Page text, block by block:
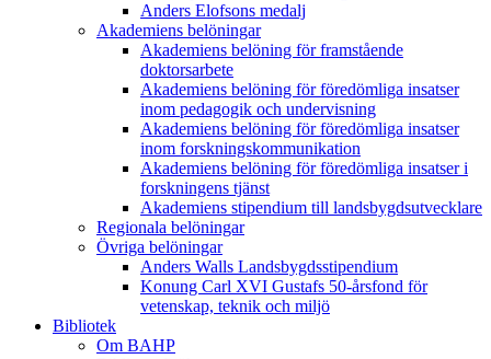
Anders Elofsons medalj
Akademiens belöningar
Akademiens belöning för framstående
doktorsarbete
Akademiens belöning för föredömliga insatser
inom pedagogik och undervisning
Akademiens belöning för föredömliga insatser
inom forskningskommunikation
Akademiens belöning för föredömliga insatser i
forskningens tjänst
Akademiens stipendium till landsbygdsutvecklare
Regionala belöningar
Övriga belöningar
Anders Walls Landsbygdsstipendium
Konung Carl XVI Gustafs 50-årsfond för
vetenskap, teknik och miljö
Bibliotek
Om BAHP